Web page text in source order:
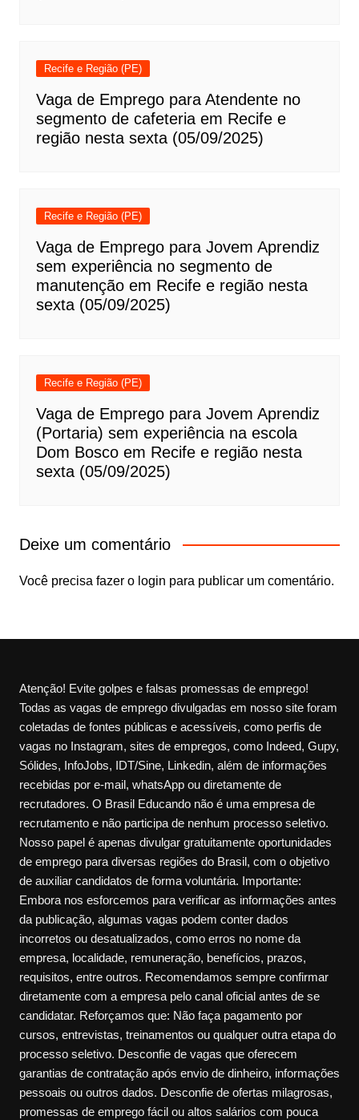
Recife e Região (PE)
Vaga de Emprego para Atendente no
segmento de cafeteria em Recife e
região nesta sexta (05/09/2025)
Recife e Região (PE)
Vaga de Emprego para Jovem Aprendiz
sem experiência no segmento de
manutenção em Recife e região nesta
sexta (05/09/2025)
Recife e Região (PE)
Vaga de Emprego para Jovem Aprendiz
(Portaria) sem experiência na escola
Dom Bosco em Recife e região nesta
sexta (05/09/2025)
Deixe um comentário
Você precisa fazer o login para publicar um comentário.
Atenção! Evite golpes e falsas promessas de emprego!
Todas as vagas de emprego divulgadas em nosso site foram
coletadas de fontes públicas e acessíveis, como perfis de
vagas no Instagram, sites de empregos, como Indeed, Gupy,
Sólides, InfoJobs, IDT/Sine, Linkedin, além de informações
recebidas por e-mail, whatsApp ou diretamente de
recrutadores. O Brasil Educando não é uma empresa de
recrutamento e não participa de nenhum processo seletivo.
Nosso papel é apenas divulgar gratuitamente oportunidades
de emprego para diversas regiões do Brasil, com o objetivo
de auxiliar candidatos de forma voluntária. Importante:
Embora nos esforcemos para verificar as informações antes
da publicação, algumas vagas podem conter dados
incorretos ou desatualizados, como erros no nome da
empresa, localidade, remuneração, benefícios, prazos,
requisitos, entre outros. Recomendamos sempre confirmar
diretamente com a empresa pelo canal oficial antes de se
candidatar. Reforçamos que: Não faça pagamento por
cursos, entrevistas, treinamentos ou qualquer outra etapa do
processo seletivo. Desconfie de vagas que oferecem
garantias de contratação após envio de dinheiro, informações
pessoais ou outros dados. Desconfie de ofertas milagrosas,
promessas de emprego fácil ou altos salários com pouca